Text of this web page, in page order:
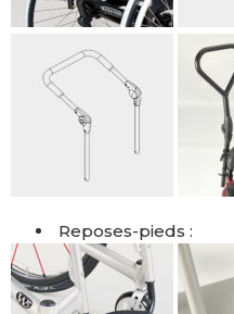
Reposes-pieds :